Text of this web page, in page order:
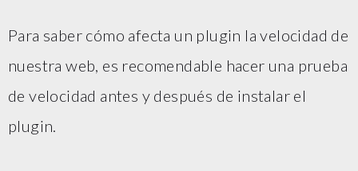
Para saber cómo afecta un plugin la velocidad de
nuestra web, es recomendable hacer una prueba
de velocidad antes y después de instalar el
plugin.